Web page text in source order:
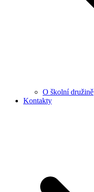
O školní družině
Kontakty